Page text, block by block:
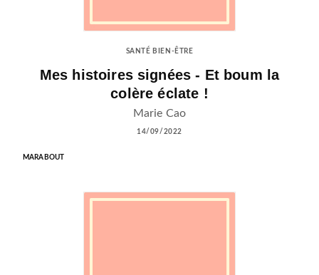
SANTÉ BIEN-ÊTRE
Mes histoires signées - Et boum la
colère éclate !
Marie Cao
14/09/2022
MARABOUT